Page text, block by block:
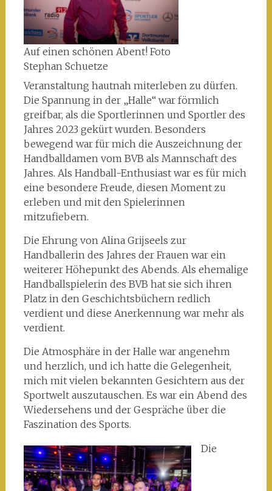
Auf einen schönen Abent! Foto
Stephan Schuetze
Veranstaltung hautnah miterleben zu dürfen.
Die Spannung in der „Halle“ war förmlich
greifbar, als die Sportlerinnen und Sportler des
Jahres 2023 gekürt wurden. Besonders
bewegend war für mich die Auszeichnung der
Handballdamen vom BVB als Mannschaft des
Jahres. Als Handball-Enthusiast war es für mich
eine besondere Freude, diesen Moment zu
erleben und mit den Spielerinnen
mitzufiebern.
Die Ehrung von Alina Grijseels zur
Handballerin des Jahres der Frauen war ein
weiterer Höhepunkt des Abends. Als ehemalige
Handballspielerin des BVB hat sie sich ihren
Platz in den Geschichtsbüchern redlich
verdient und diese Anerkennung war mehr als
verdient.
Die Atmosphäre in der Halle war angenehm
und herzlich, und ich hatte die Gelegenheit,
mich mit vielen bekannten Gesichtern aus der
Sportwelt auszutauschen. Es war ein Abend des
Wiedersehens und der Gespräche über die
Faszination des Sports.
Die